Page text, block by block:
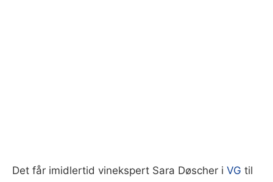
Det får imidlertid vinekspert Sara Døscher i VG til